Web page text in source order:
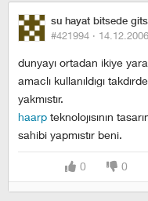
su hayat bitsede
#421994 ·
dunyayı ortadan ikiye
amaclı kullanıldıgı
yakmıstır.
haarp teknolojısının
sahibi yapmıstır beni.
0 0